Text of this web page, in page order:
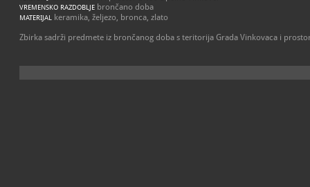
VREMENSKO RAZDOBLJE brončano doba
MATERIJAL keramika, željezo, bronca, zlato
Zbirka sadrži predmete iz brončanog doba s teritorija Grada Vinkovaca i